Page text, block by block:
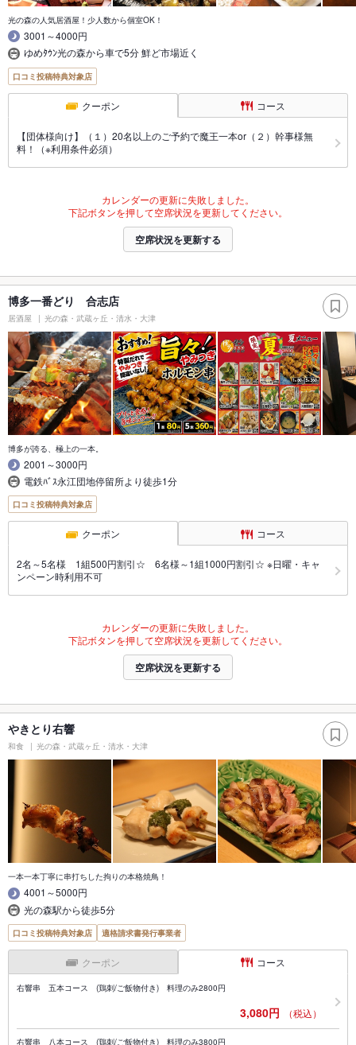
光の森の人気居酒屋！少人数から個室OK！
3001～4000円
ゆめﾀｳﾝ光の森から車で5分 鮮ど市場近く
口コミ投稿特典対象店
クーポン コース
【団体様向け】（１）20名以上のご予約で魔王一本or（２）幹事様無
料！（※利用条件必須）
カレンダーの更新に失敗しました。
下記ボタンを押して空席状況を更新してください。
空席状況を更新する
博多一番どり 合志店
居酒屋 光の森・武蔵ヶ丘・清水・大津
博多が誇る、極上の一本。
2001～3000円
電鉄ﾊﾞｽ永江団地停留所より徒歩1分
口コミ投稿特典対象店
クーポン コース
2名～5名様 1組500円割引☆ 6名様～1組1000円割引☆ ※日曜・キャ
ンペーン時利用不可
カレンダーの更新に失敗しました。
下記ボタンを押して空席状況を更新してください。
空席状況を更新する
やきとり右響
和食 光の森・武蔵ヶ丘・清水・大津
一本一本丁寧に串打ちした拘りの本格焼鳥！
4001～5000円
光の森駅から徒歩5分
口コミ投稿特典対象店 適格請求書発行事業者
クーポン コース
右響串 五本コース (鶏刺/ご飯物付き) 料理のみ2800円
3,080円 （税込）
右響串 八本コース (鶏刺/ご飯物付き) 料理のみ3800円